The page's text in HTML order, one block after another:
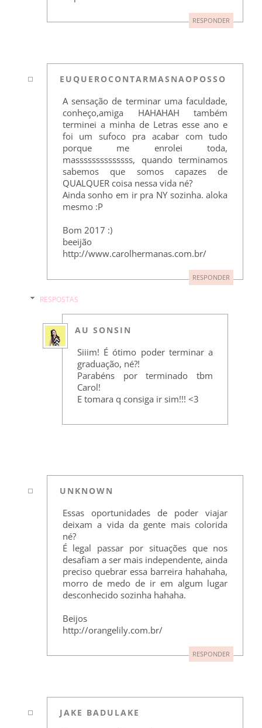
RESPONDER
EUQUEROCONTARMASNAOPOSSO
A sensação de terminar uma faculdade,
conheço,amiga HAHAHAH também
terminei a minha de Letras esse ano e
foi um sufoco pra acabar com tudo
porque me enrolei toda,
massssssssssssss, quando terminamos
sabemos que somos capazes de
QUALQUER coisa nessa vida né?
Ainda sonho em ir pra NY sozinha. aloka
mesmo :P
Bom 2017 :)
beeijão
http://www.carolhermanas.com.br/
RESPONDER
RESPOSTAS
AU SONSIN
Siiim! É ótimo poder terminar a
graduação, né?!
Parabéns por terminado tbm
Carol!
E tomara q consiga ir sim!!! <3
UNKNOWN
Essas oportunidades de poder viajar
deixam a vida da gente mais colorida
né?
É legal passar por situações que nos
desafiam a ser mais independente, ainda
preciso quebrar essa barreira hahahaha,
morro de medo de ir em algum lugar
desconhecido sozinha hahaha.
Beijos
http://orangelily.com.br/
RESPONDER
JAKE BADULAKE